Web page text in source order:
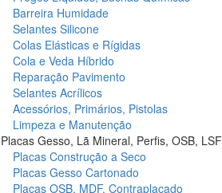
Barreira Humidade
Selantes Silicone
Colas Elásticas e Rígidas
Cola e Veda Híbrido
Reparação Pavimento
Selantes Acrílicos
Acessórios, Primários, Pistolas
Limpeza e Manutenção
Placas Gesso, Lã Mineral, Perfis, OSB, LSF
Placas Construção a Seco
Placas Gesso Cartonado
Placas OSB, MDF, Contraplacado